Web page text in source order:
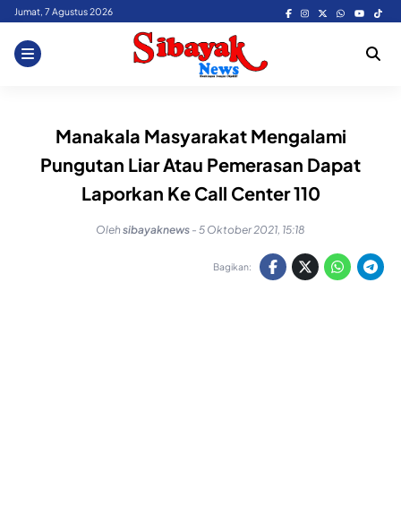
Skip
content
Jumat, 7 Agustus 2026
Manakala Masyarakat Mengalami
Pungutan Liar Atau Pemerasan Dapat
Laporkan Ke Call Center 110
Olehsibayaknews - 5 Oktober 2021, 15:18
Bagikan: